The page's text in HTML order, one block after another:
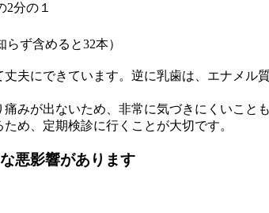
2分の１
らず含めると32本）
夫にできています。逆に乳歯は、エナメ
みが出ないため、非常に気づきにくいことも
め、定期検診に行くことが大切です。
悪影響があります